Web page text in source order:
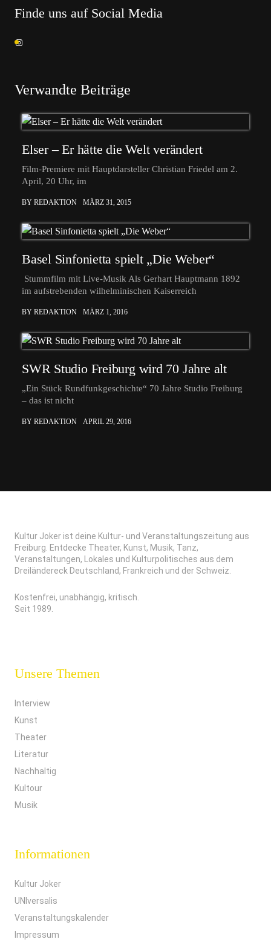
Finde uns auf Social Media
Verwandte Beiträge
Elser – Er hätte die Welt verändert
Film-Premiere mit Hauptdarsteller Christian Friedel am 2.
April, 20 Uhr, im
BY REDAKTION MÄRZ 31, 2015
Basel Sinfonietta spielt „Die Weber“
Stummfilm mit Live-Musik Als Gerhart Hauptmann 1892
im aufstrebenden wilhelminischen Kaiserreich
BY REDAKTION MÄRZ 1, 2016
SWR Studio Freiburg wird 70 Jahre alt
„Ein Stück Rundfunkgeschichte“ 70 Jahre Studio Freiburg
– das ist nicht
BY REDAKTION APRIL 29, 2016
Kultur Joker ist deine Kultur- und Veranstaltungszeitung aus
Freiburg. Entdecke Theater, Kunst, Musik, Tanz,
Veranstaltungen, Lokales und Kulturpolitisches aus dem
Dreiländereck Deutschland, Frankreich und der Schweiz.
Kostenfrei, unabhängig, kritisch.
Seit 1989.
Unsere Themen
Interview
Kunst
Theater
Literatur
Nachhaltig
Kultour
Musik
Informationen
Kultur Joker
UNIversalis
Veranstaltungskalender
Impressum